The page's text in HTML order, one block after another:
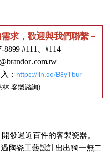
求，歡迎與我們聯繫－
#111、#114
： https://lin.ee/B8yTbur
客製諮詢)
發過近百件的客製瓷器。
陶瓷工藝設計出出獨一無二